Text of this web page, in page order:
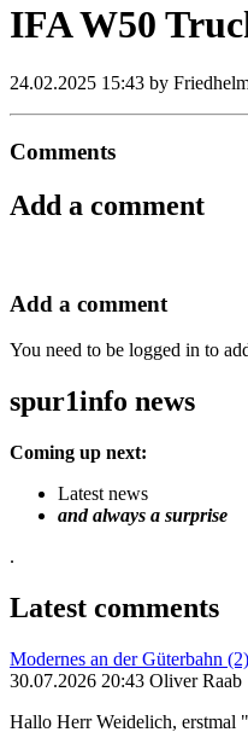
IFA W50
24.02.2025 15:43 by
Comments
Add a comment
Add a comment
You need to be logged in to
spur1info news
Coming up next:
Latest news
and always a surprise
.
Latest comments
Modernes an der Güterbahn (2)
30.07.2026 20:43 Oliver Raab
Hallo Herr Weidelich,